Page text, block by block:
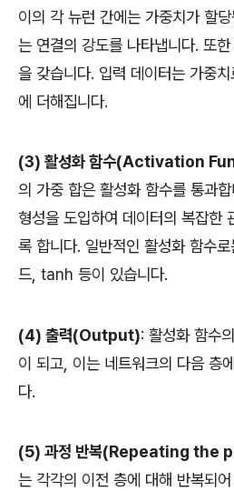
이의 각 뉴런 간에는 가중치가 할
는 연결의 강도를 나타냅니다. 또
을 갖습니다. 입력 데이터는 가중
에 더해집니다.
(3) 활성화 함수(Activation
의 가중 합은 활성화 함수를 통과
형성을 도입하여 데이터의 복잡한
록 합니다. 일반적인 활성화 함수
드, tanh 등이 있습니다.
(4) 출력(Output): 활성화 함수
이 되고, 이는 네트워크의 다음 층
다.
(5) 과정 반복(Repeating the
는 각각의 이전 층에 대해 반복되